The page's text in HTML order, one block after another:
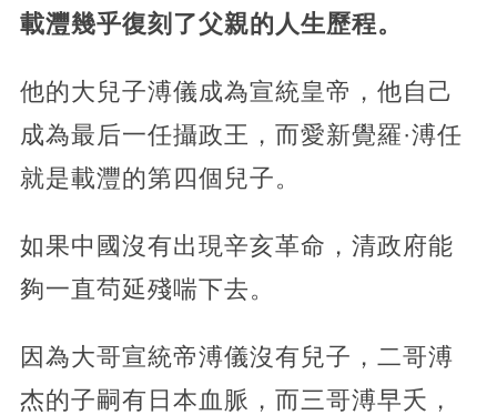
載灃幾乎復刻了父親的人生歷程。
他的大兒子溥儀成為宣統皇帝，他自己
成為最后一任攝政王，而愛新覺羅·溥任
就是載灃的第四個兒子。
如果中國沒有出現辛亥革命，清政府能
夠一直茍延殘喘下去。
因為大哥宣統帝溥儀沒有兒子，二哥溥
杰的子嗣有日本血脈，而三哥溥早夭，